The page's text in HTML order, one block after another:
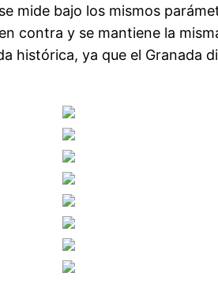
mide bajo los mismos
contra y se mantiene la
ya que el Granada